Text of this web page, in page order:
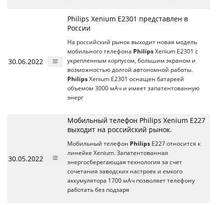
30.06.2022
Philips Xenium E2301 представлен в
России
На российский рынок выходит новая модель
мобильного телефона Philips Xenium E2301 с
укрепленным корпусом, большим экраном и
возможностью долгой автономной работы.
Philips Xenium E2301 оснащен батареей
объемом 3000 мАч и имеет запатентованную
энерг
30.05.2022
Мобильный телефон Philips Xenium E227
выходит на российский рынок.
Мобильный телефон Philips E227 относится к
линейке Xenium. Запатентованная
энергосберегающая технология за счет
сочетания заводских настроек и емкого
аккумулятора 1700 мАч позволяет телефону
работать без подзаря